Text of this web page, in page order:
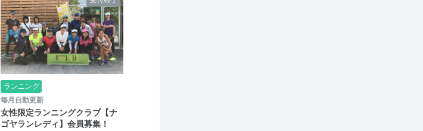
ランニング
毎月自動更新
女性限定ランニングクラブ【ナ
ゴヤランレディ】会員募集！